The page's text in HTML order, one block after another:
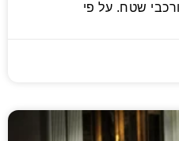
שטח. על פי